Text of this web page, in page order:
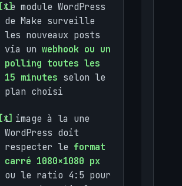
Le module WordPress
de Make surveille
les nouveaux posts
via un webhook ou un
polling toutes les
15 minutes selon le
plan choisi
L image à la une
WordPress doit
respecter le format
carré 1080×1080 px
ou le ratio 4:5 pour